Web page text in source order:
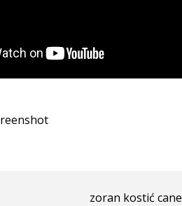
zoran kostić cane